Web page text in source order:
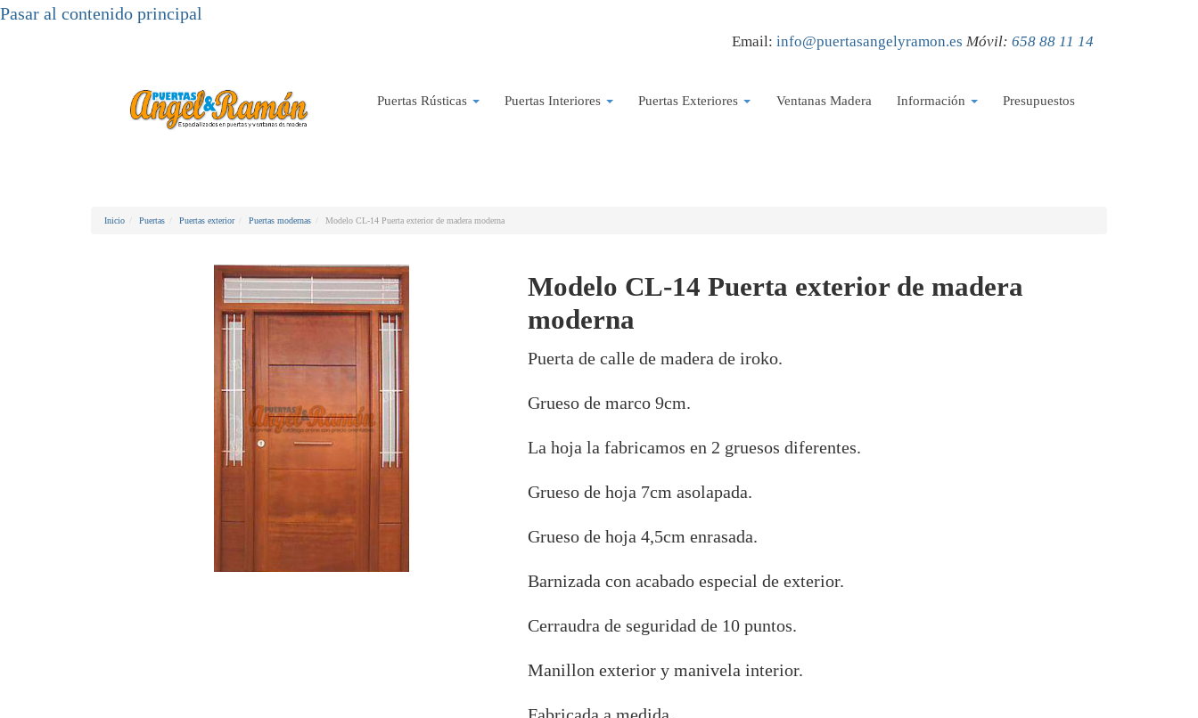
Pasar al contenido principal
Email: info@puertasangelyramon.es Móvil: 658 88 11 14
Puertas Rústicas Puertas Interiores Puertas Exteriores Ventanas Madera Información Presupuestos
Inicio Puertas Puertas exterior Puertas modernas Modelo CL-14 Puerta exterior de madera moderna
Modelo CL-14 Puerta exterior de madera
moderna
Puerta de calle de madera de iroko.
Grueso de marco 9cm.
La hoja la fabricamos en 2 gruesos diferentes.
Grueso de hoja 7cm asolapada.
Grueso de hoja 4,5cm enrasada.
Barnizada con acabado especial de exterior.
Cerraudra de seguridad de 10 puntos.
Manillon exterior y manivela interior.